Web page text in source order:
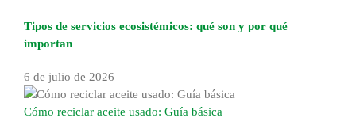
Tipos de servicios ecosistémicos: qué son y por qué
importan
6 de julio de 2026
Cómo reciclar aceite usado: Guía básica